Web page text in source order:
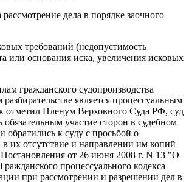
рассмотрение дела в порядке заочного
требований (недопустимость
или основания иска, увеличения исковых
гражданского судопроизводства
разбирательстве является процессуальным
отметил Пленум Верховного Суда РФ, суд
обязательным участие сторон в судебном
обратились к суду с просьбой о
в их отсутствие и направлении им копий
от 26 июня 2008 г. N 13 "О
процессуального кодекса
при рассмотрении и разрешении дел в